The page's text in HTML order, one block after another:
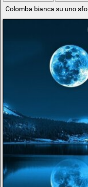
Colomba bianca su uno